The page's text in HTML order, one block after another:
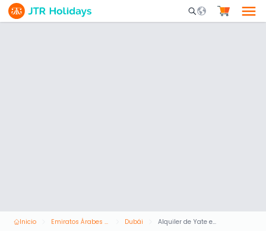
Mobile Search
Inicio Emiratos Árabes Unidos Dubái Alquiler de Yate en Dubái - TISCK - 75FT